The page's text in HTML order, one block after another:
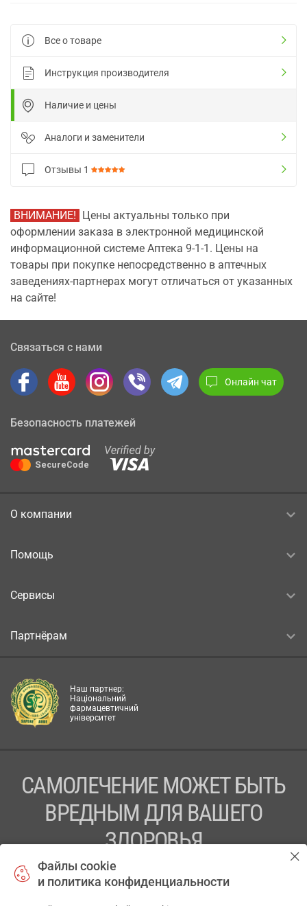
Все о товаре
Инструкция производителя
Наличие и цены
Аналоги и заменители
Отзывы 1
ВНИМАНИЕ! Цены актуальны только при
оформлении заказа в электронной медицинской
информационной системе Аптека 9-1-1. Цены на
товары при покупке непосредственно в аптечных
заведениях-партнерах могут отличаться от указанных
на сайте!
Связаться с нами
Онлайн чат
Безопасность платежей
О компании
Помощь
Сервисы
Партнёрам
Наш партнер:
Національний
фармацевтичний
університет
САМОЛЕЧЕНИЕ МОЖЕТ БЫТЬ
ВРЕДНЫМ ДЛЯ ВАШЕГО
ЗДОРОВЬЯ
ПЕРЕД ПРИМЕНЕНИЕМ ПРЕПАРАТА
ПРОКОНСУЛЬТИРУЙТЕСЬ С ВРАЧОМ
Файлы cookie
и политика конфиденциальности